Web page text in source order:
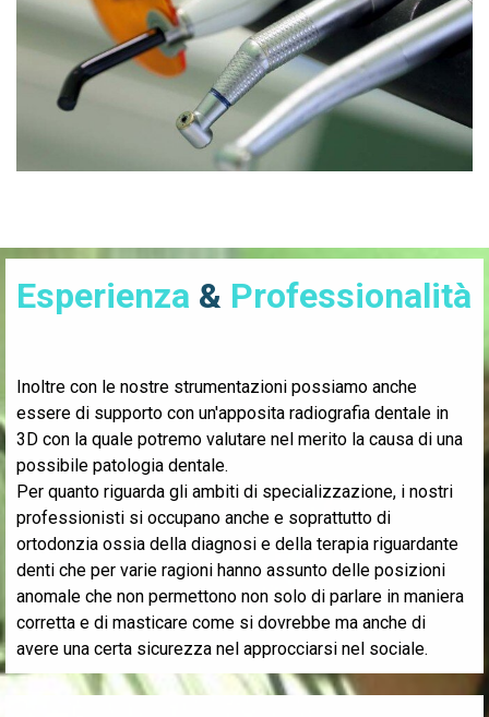
Esperienza & Professionalità
Inoltre con le nostre strumentazioni possiamo anche
essere di supporto con un'apposita radiografia dentale in
3D con la quale potremo valutare nel merito la causa di una
possibile patologia dentale.
Per quanto riguarda gli ambiti di specializzazione, i nostri
professionisti si occupano anche e soprattutto di
ortodonzia ossia della diagnosi e della terapia riguardante
denti che per varie ragioni hanno assunto delle posizioni
anomale che non permettono non solo di parlare in maniera
corretta e di masticare come si dovrebbe ma anche di
avere una certa sicurezza nel approcciarsi nel sociale.